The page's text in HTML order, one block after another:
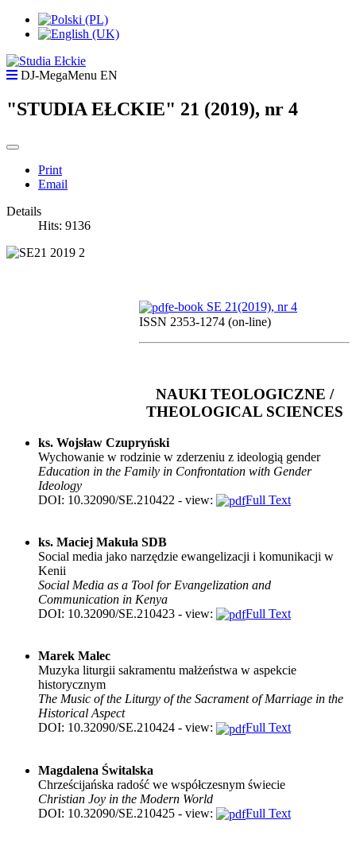
DJ-MegaMenu EN
"STUDIA EŁCKIE" 21 (2019), nr 4
Print
Email
Details
Hits: 9136
e-book SE 21(2019), nr 4
ISSN 2353-1274 (on-line)
NAUKI TEOLOGICZNE /
THEOLOGICAL SCIENCES
ks. Wojsław Czupryński
Wychowanie w rodzinie w zderzeniu z ideologią gender
Education in the Family in Confrontation with Gender
Ideology
DOI: 10.32090/SE.210422 - view:
Full Text
ks. Maciej Makuła SDB
Social media jako narzędzie ewangelizacji i komunikacji w
Kenii
Social Media as a Tool for Evangelization and
Communication in Kenya
DOI: 10.32090/SE.210423 - view:
Full Text
Marek Malec
Muzyka liturgii sakramentu małżeństwa w aspekcie
historycznym
The Music of the Liturgy of the Sacrament of Marriage in the
Historical Aspect
DOI: 10.32090/SE.210424 - view:
Full Text
Magdalena Świtalska
Chrześcijańska radość we współczesnym świecie
Christian Joy in the Modern World
DOI: 10.32090/SE.210425 - view:
Full Text